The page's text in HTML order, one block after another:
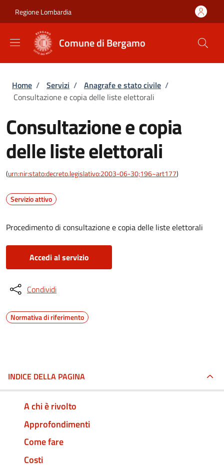
Regione Lombardia
Comune di Bergamo
Briciole di pane
Home / Servizi / Anagrafe e stato civile /
Consultazione e copia delle liste elettorali
Consultazione e copia
delle liste elettorali
(urn:nir:stato:decreto.legislativo:2003-06-30;196~art177)
Servizio attivo
Procedimento di consultazione e copia delle liste elettorali
Accedi al servizio
Condividi
Normativa di riferimento
INDICE DELLA PAGINA
A chi è rivolto
Approfondimenti
Come fare
Costi